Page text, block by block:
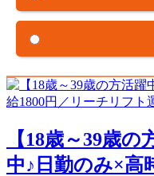
【18歳～39歳
中♪日勤のみ×高